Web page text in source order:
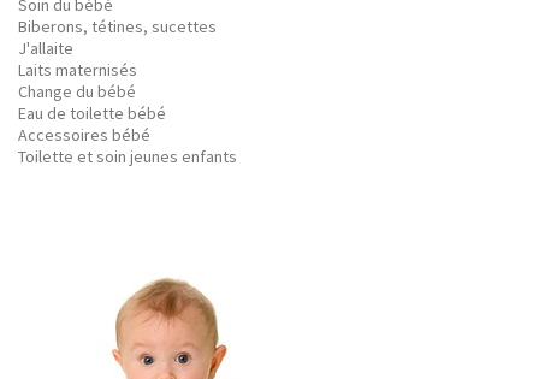
Soin du bébé
Biberons, tétines, sucettes
J'allaite
Laits maternisés
Change du bébé
Eau de toilette bébé
Accessoires bébé
Toilette et soin jeunes enfants